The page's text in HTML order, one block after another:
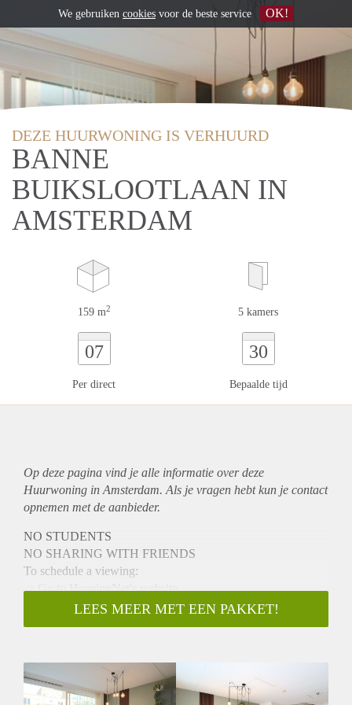
DEZE HUURWONING IS VERHUURD
BANNE
BUIKSLOOTLAAN IN
AMSTERDAM
159 m2 5 kamers
07
Per direct
30
Bepaalde tijd
Op deze pagina vind je alle informatie over deze
Huurwoning in Amsterdam. Als je vragen hebt kun je contact
opnemen met de aanbieder.
NO STUDENTS
NO SHARING WITH FRIENDS
To schedule a viewing:
-> Go to HousingNet's website
-> Click on the listing you are interested in
-> Click on the orange button which says "Bezichtiging
Nice bright Furnished 4 bedroom family house for rent in the
nice area of Amsterdam Noord. The house is located on a
LEES MEER MET EEN PAKKET!
We gebruiken cookies voor de beste service OK!